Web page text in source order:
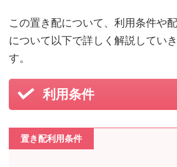
この置き配について、利用条件や
について以下で詳しく解説してい
す。
利用条件
置き配利用条件